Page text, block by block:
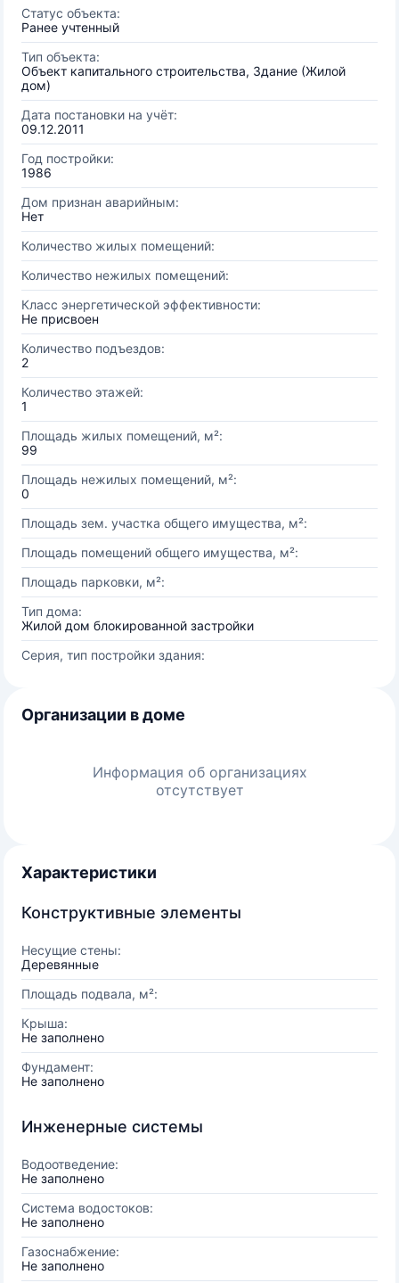
Статус объекта:
Ранее учтенный
Тип объекта:
Объект капитального строительства, Здание (Жилой
дом)
Дата постановки на учёт:
09.12.2011
Год постройки:
1986
Дом признан аварийным:
Нет
Количество жилых помещений:
Количество нежилых помещений:
Класс энергетической эффективности:
Не присвоен
Количество подъездов:
2
Количество этажей:
1
Площадь жилых помещений, м²:
99
Площадь нежилых помещений, м²:
0
Площадь зем. участка общего имущества, м²:
Площадь помещений общего имущества, м²:
Площадь парковки, м²:
Тип дома:
Жилой дом блокированной застройки
Серия, тип постройки здания:
Организации в доме
Информация об организациях
отсутствует
Характеристики
Конструктивные элементы
Несущие стены:
Деревянные
Площадь подвала, м²:
Крыша:
Не заполнено
Фундамент:
Не заполнено
Инженерные системы
Водоотведение:
Не заполнено
Система водостоков:
Не заполнено
Газоснабжение:
Не заполнено